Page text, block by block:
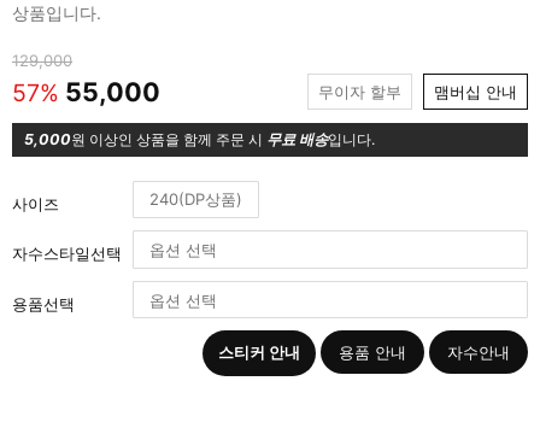
상품입니다.
129,000
57% 55,000 무이자 할부 맴버십 안내
5,000원 이상인 상품을 함께 주문 시 무료 배송입니다.
사이즈 240(DP상품)
자수스타일선택
용품선택
스티커 안내 용품 안내 자수안내